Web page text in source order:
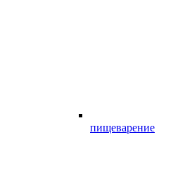
пищеварение